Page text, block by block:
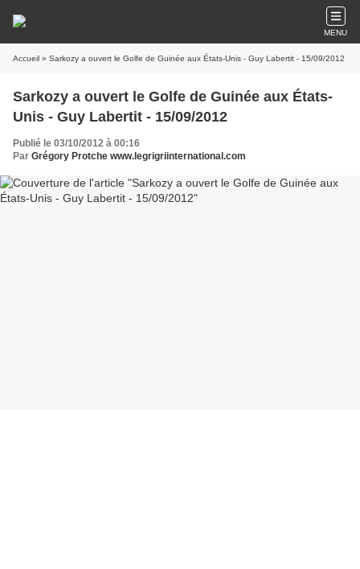
MENU
Accueil » Sarkozy a ouvert le Golfe de Guinée aux États-Unis - Guy Labertit - 15/09/2012
Sarkozy a ouvert le Golfe de Guinée aux États-
Unis - Guy Labertit - 15/09/2012
Publié le 03/10/2012 à 00:16
Par Grégory Protche www.legrigriinternational.com